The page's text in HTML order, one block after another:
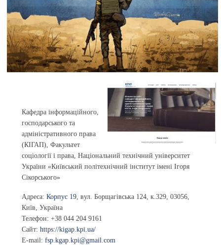
Кафедра інформаційного,
господарського та
адміністративного права
(КІГАП), Факультет
соціології і права, Національний технічний університет
України «Київський політехнічний інститут імені Ігоря
Сікорського»
Адреса: Корпус 19, вул. Борщагівська 124, к.329, 03056,
Київ, Україна
Телефон: +38 044 204 9161
Сайт: https://kigap.kpi.ua/
E-mail: fsp.kgap.kpi@gmail.com